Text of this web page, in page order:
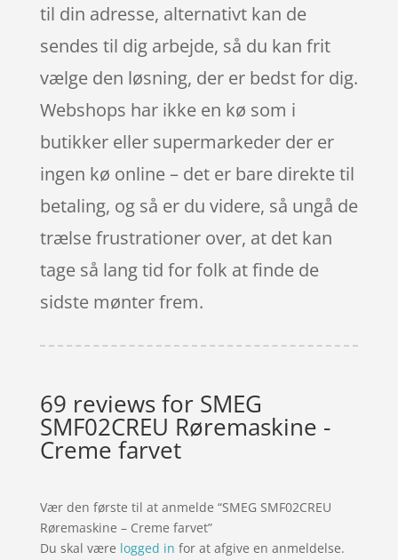
til din adresse, alternativt kan de
sendes til dig arbejde, så du kan frit
vælge den løsning, der er bedst for dig.
Webshops har ikke en kø som i
butikker eller supermarkeder der er
ingen kø online – det er bare direkte til
betaling, og så er du videre, så ungå de
trælse frustrationer over, at det kan
tage så lang tid for folk at finde de
sidste mønter frem.
69 reviews for SMEG
SMF02CREU Røremaskine -
Creme farvet
Vær den første til at anmelde “SMEG SMF02CREU
Røremaskine – Creme farvet”
Du skal være logged in for at afgive en anmeldelse.